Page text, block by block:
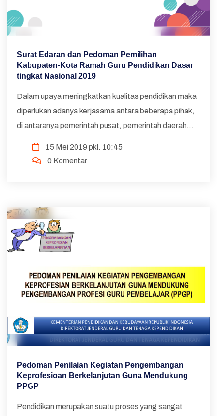
Surat Edaran dan Pedoman Pemilihan
Kabupaten-Kota Ramah Guru Pendidikan Dasar
tingkat Nasional 2019
Dalam upaya meningkatkan kualitas pendidikan maka
diperlukan adanya kerjasama antara beberapa pihak,
di antaranya pemerintah pusat, pemerintah daerah
15 Mei 2019 pkl. 10:45
0 Komentar
Pedoman Penilaian Kegiatan Pengembangan
Keprofesioan Berkelanjutan Guna Mendukung
PPGP
Pendidikan merupakan suatu proses yang sangat